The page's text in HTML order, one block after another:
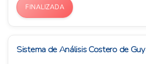
FINALIZADA
Sistema de Análisis Costero de